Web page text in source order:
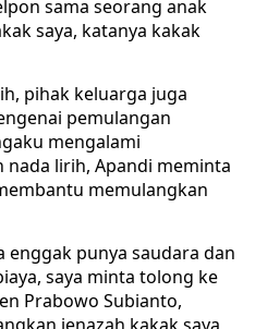
sama seorang anak
saya, katanya kakak
pihak keluarga juga
pemulangan
mengalami
nada lirih, Apandi meminta
memulangkan
enggak punya saudara dan
saya minta tolong ke
Prabowo Subianto,